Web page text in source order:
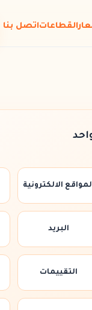
القطاعاتاتصل بنا
الالكترونية
البريد
التقييمات